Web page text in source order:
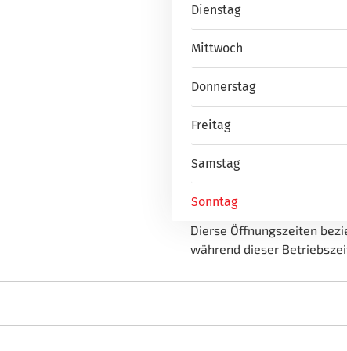
Dienstag
Mittwoch
Donnerstag
Freitag
Samstag
Sonntag
Dierse Öffnungszeiten
während dieser